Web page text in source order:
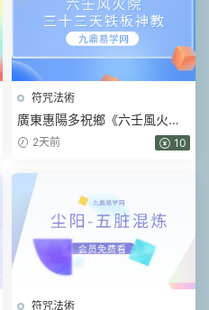
符咒法術
廣東惠陽多祝鄉《六壬風火院
三十三天鐵闆神教》4本pdf
2天前 10
符咒法術